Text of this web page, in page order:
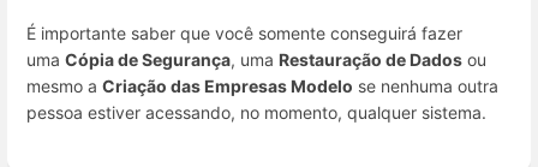
É importante saber que você somente conseguirá fazer
uma Cópia de Segurança, uma Restauração de Dados ou
mesmo a Criação das Empresas Modelo se nenhuma outra
pessoa estiver acessando, no momento, qualquer sistema.